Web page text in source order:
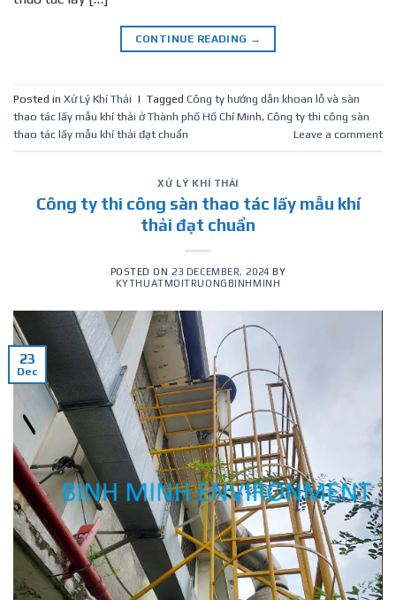
CONTINUE READING →
Posted in Xử Lý Khí Thải | Tagged Công ty hướng dẫn khoan lỗ và sàn
thao tác lấy mẫu khí thải ở Thành phố Hồ Chí Minh, Công ty thi công sàn
thao tác lấy mẫu khí thải đạt chuẩn
Leave a comment
XỬ LÝ KHÍ THẢI
Công ty thi công sàn thao tác lấy mẫu khí
thải đạt chuẩn
POSTED ON 23 DECEMBER, 2024 BY
KYTHUATMOITRUONGBINHMINH
23
Dec